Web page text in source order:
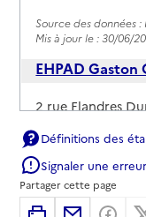
Source des données :
Mis à jour le : 30/06/
EHPAD Gaston
Adresse
2 rue Flandres
02 38 35 72 22
Contact
Rapport HAS
Définitions des
Signaler une erreur
Partager cette page
ImprimerPartager